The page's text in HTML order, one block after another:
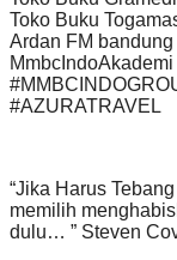
Toko Buku
Ardan FM bandung
MmbcIndoAkademi
#AZURATRAVEL
“Jika Harus
memilih
dulu… ” Steven